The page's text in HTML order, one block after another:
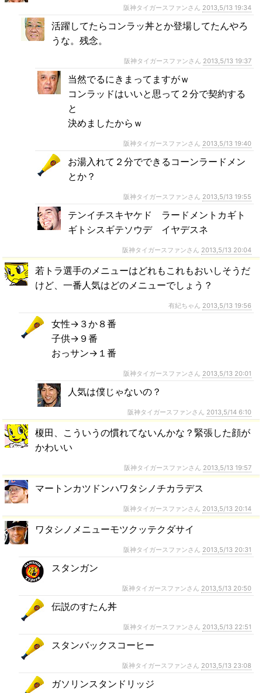
阪神タイガースファンさん 2013,5/13 19:34
活躍してたらコンラッ丼とか登場してたんやろ
うな。残念。
阪神タイガースファンさん 2013,5/13 19:37
当然でるにきまってますがｗ
コンラッドはいいと思って２分で契約する
と
決めましたからｗ
阪神タイガースファンさん 2013,5/13 19:40
お湯入れて２分でできるコーンラードメン
とか？
阪神タイガースファンさん 2013,5/13 19:55
テンイチスキヤケド ラードメントカギト
ギトシスギテソウデ イヤデスネ
阪神タイガースファンさん 2013,5/13 20:04
若トラ選手のメニューはどれもこれもおいしそうだ
けど、一番人気はどのメニューでしょう？
有紀ちゃん 2013,5/13 19:56
女性→３か８番
子供→９番
おっサン→１番
阪神タイガースファンさん 2013,5/13 20:01
人気は僕じゃないの？
阪神タイガースファンさん 2013,5/14 6:10
榎田、こういうの慣れてないんかな？緊張した顔が
かわいい
阪神タイガースファンさん 2013,5/13 19:57
マートンカツドンハワタシノチカラデス
阪神タイガースファンさん 2013,5/13 20:14
ワタシノメニューモツクッテクダサイ
阪神タイガースファンさん 2013,5/13 20:31
スタンガン
阪神タイガースファンさん 2013,5/13 20:50
伝説のすたん丼
阪神タイガースファンさん 2013,5/13 22:51
スタンバックスコーヒー
阪神タイガースファンさん 2013,5/13 23:08
ガソリンスタンドリッジ